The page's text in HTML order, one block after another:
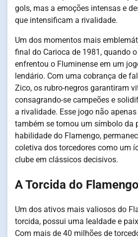
gols, mas a emoções intensas e
que intensificam a rivalidade.
Um dos momentos mais
final do Carioca de 1981, quando
enfrentou o Fluminense em um
lendário. Com uma cobrança de
Zico, os rubro-negros garantiram
consagrando-se campeões e
a rivalidade. Esse jogo não
também se tornou um símbolo da
habilidade do Flamengo,
coletiva dos torcedores como um
clube em clássicos decisivos.
A Torcida do Flamengo
Um dos ativos mais valiosos do
torcida, possui uma lealdade e
Com mais de 40 milhões de